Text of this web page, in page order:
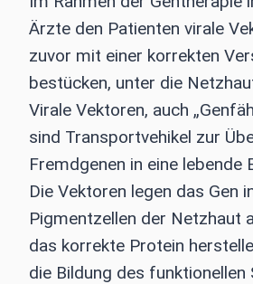
Ärzte den Patienten virale
zuvor mit einer korrekten
bestücken, unter die
Virale Vektoren, auch
sind Transportvehikel zur
Fremdgenen in eine lebende
Die Vektoren legen das Gen
Pigmentzellen der Netzhaut
das korrekte Protein
die Bildung des funktionellen